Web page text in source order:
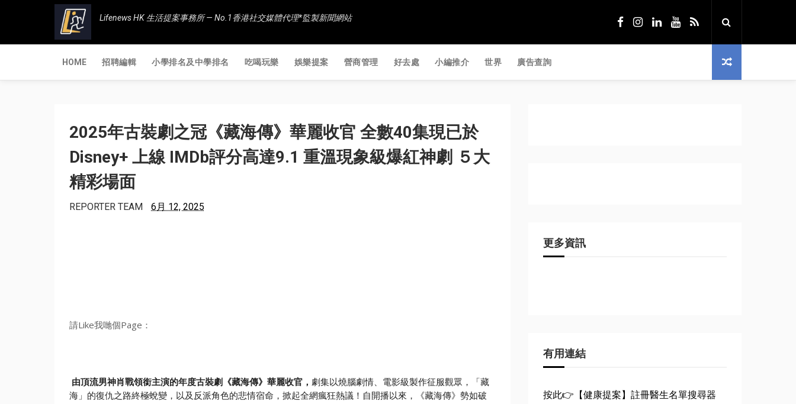
Lifenews HK 生活提案事務所 — No.1香港社交媒體代理*監製新聞網站
HOME 招聘編輯 小學排名及中學排名 吃喝玩樂 娛樂提案 營商管理 好去處 小編推介 世界 廣告查詢
2025年古裝劇之冠《藏海傳》華麗收官 全數40集現已於
Disney+ 上線 IMDb評分高達9.1 重溫現象級爆紅神劇 ５大
精彩場面
REPORTER TEAM 6月 12, 2025
請Like我哋個Page：
由頂流男神肖戰領銜主演的年度古裝劇《藏海傳》華麗收官， 劇集以燒腦劇情、電影級製作征服觀眾，「藏
海」的復仇之路終極蛻變， 以及反派角色的悲情宿命，掀起全網瘋狂熱議！自開播以來，《藏海傳》勢如破
更多資訊
有用連結
按此👉【健康提案】註冊醫生名單搜尋器